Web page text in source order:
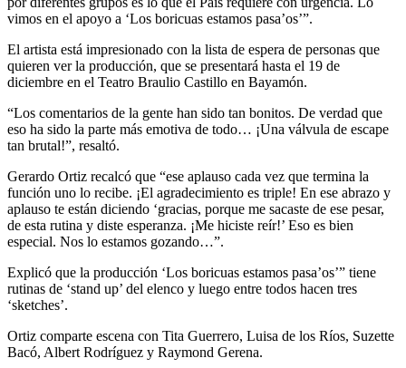
vimos en el apoyo a ‘Los boricuas estamos pasa’os’”.
El artista está impresionado con la lista de espera de personas que
quieren ver la producción, que se presentará hasta el 19 de
diciembre en el Teatro Braulio Castillo en Bayamón.
“Los comentarios de la gente han sido tan bonitos. De verdad que
eso ha sido la parte más emotiva de todo… ¡Una válvula de escape
tan brutal!”, resaltó.
Gerardo Ortiz recalcó que “ese aplauso cada vez que termina la
función uno lo recibe. ¡El agradecimiento es triple! En ese abrazo y
aplauso te están diciendo ‘gracias, porque me sacaste de ese pesar,
de esta rutina y diste esperanza. ¡Me hiciste reír!’ Eso es bien
especial. Nos lo estamos gozando…”.
Explicó que la producción ‘Los boricuas estamos pasa’os’” tiene
rutinas de ‘stand up’ del elenco y luego entre todos hacen tres
‘sketches’.
Ortiz comparte escena con Tita Guerrero, Luisa de los Ríos, Suzette
Bacó, Albert Rodríguez y Raymond Gerena.